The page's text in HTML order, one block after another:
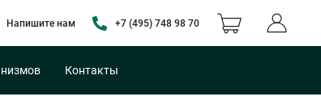
Напишите нам +7 (495) 748 98 70
Контакты